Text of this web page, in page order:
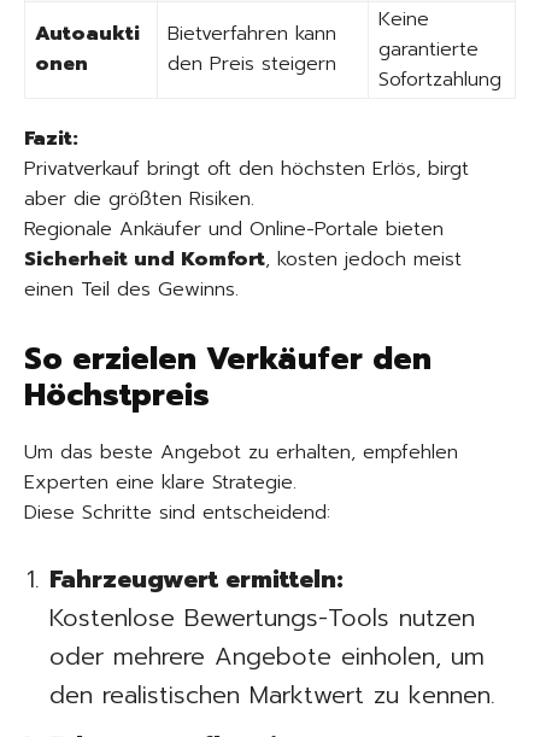
Autoaukti
onen
Bietverfahren kann
den Preis steigern
Keine
garantierte
Sofortzahlung
Fazit:
Privatverkauf bringt oft den höchsten Erlös, birgt
aber die größten Risiken.
Regionale Ankäufer und Online-Portale bieten
Sicherheit und Komfort, kosten jedoch meist
einen Teil des Gewinns.
So erzielen Verkäufer den
Höchstpreis
Um das beste Angebot zu erhalten, empfehlen
Experten eine klare Strategie.
Diese Schritte sind entscheidend:
Fahrzeugwert ermitteln:
Kostenlose Bewertungs-Tools nutzen
oder mehrere Angebote einholen, um
den realistischen Marktwert zu kennen.